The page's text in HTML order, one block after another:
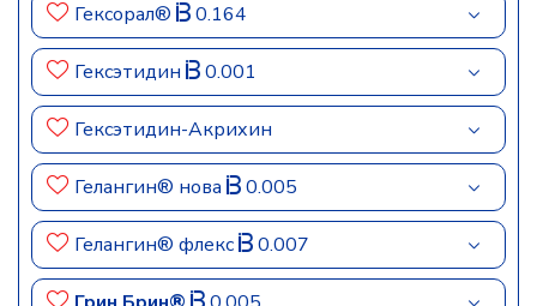
Гексорал® 0.164
Гексэтидин 0.001
Гексэтидин-Акрихин
Гелангин® нова 0.005
Гелангин® флекс 0.007